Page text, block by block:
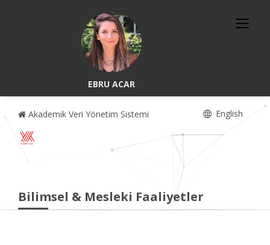
EBRU ACAR
Akademik Veri Yönetim Sistemi English
Bilimsel & Mesleki Faaliyetler